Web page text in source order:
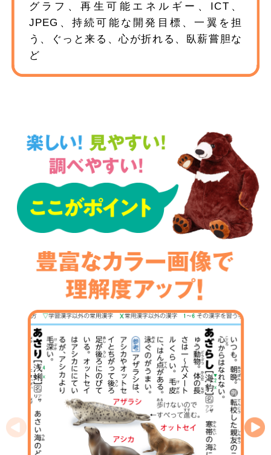
グラフ、再生可能エネルギー、ICT、
JPEG、持続可能な開発目標、一翼を担
う、ぐっと来る、心が折れる、臥薪嘗胆な
ど
Previous